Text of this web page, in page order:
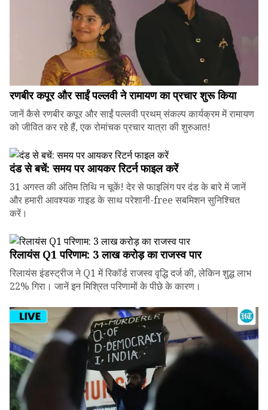
रणबीर कपूर और साईं पल्लवी ने रामायण का प्रचार शुरू किया
जानें कैसे रणबीर कपूर और साईं पल्लवी प्रथम् संकल्प कार्यक्रम में रामायण
को जीवित कर रहे हैं, एक रोमांचक प्रचार यात्रा की शुरुआत!
दंड से बचें: समय पर आयकर रिटर्न फाइल करें
31 अगस्त की अंतिम तिथि न चूकें! देर से फाइलिंग पर दंड के बारे में जानें
और हमारी आवश्यक गाइड के साथ परेशानी-free सबमिशन सुनिश्चित
करें।
रिलायंस Q1 परिणाम: ₹3 लाख करोड़ का राजस्व पार
रिलायंस इंडस्ट्रीज ने Q1 में रिकॉर्ड राजस्व वृद्धि दर्ज की, लेकिन शुद्ध लाभ
22% गिरा। जानें इन मिश्रित परिणामों के पीछे के कारण।